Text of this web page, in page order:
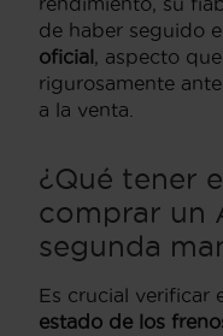
de haber seguido
oficial, aspecto
rigurosamente
a la venta.
¿Qué tener
comprar un
segunda
Es crucial verificar
estado de los